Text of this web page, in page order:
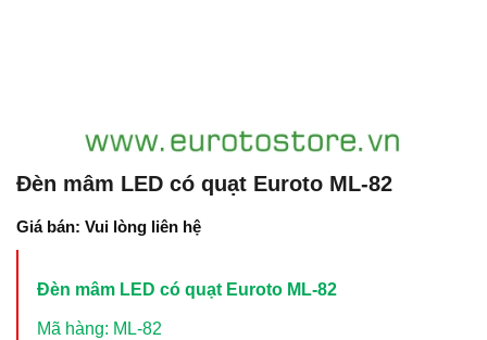
Đèn mâm LED có quạt Euroto ML-82
Giá bán: Vui lòng liên hệ
Đèn mâm LED có quạt Euroto ML-82
Mã hàng: ML-82